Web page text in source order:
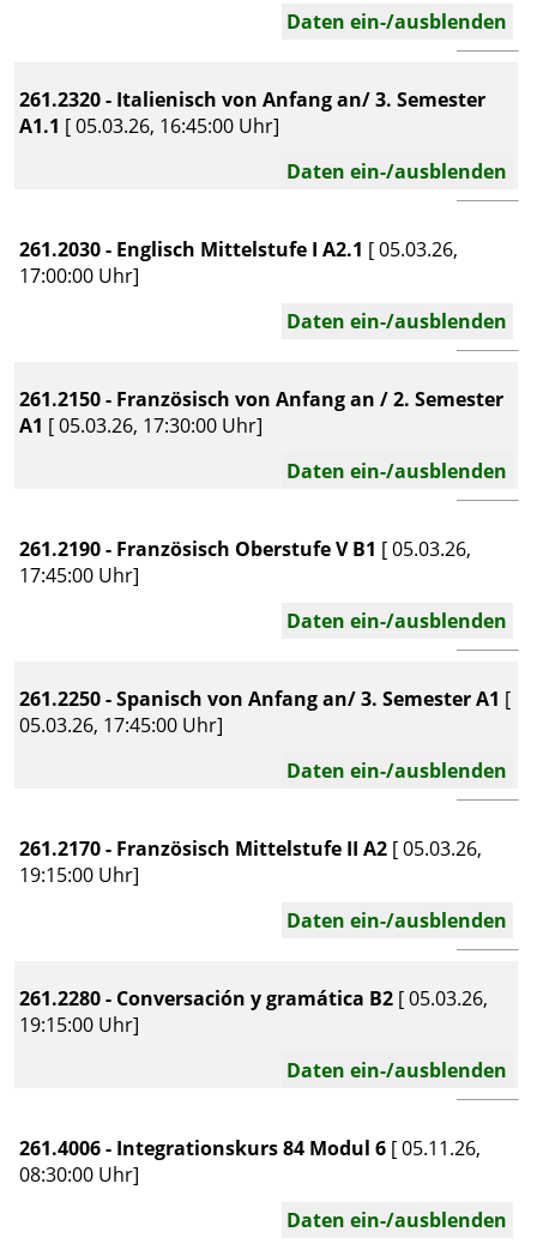
Daten ein-/ausblenden
261.2320 - Italienisch von Anfang an/ 3. Semester
A1.1 [ 05.03.26, 16:45:00 Uhr]
Daten ein-/ausblenden
261.2030 - Englisch Mittelstufe I A2.1 [ 05.03.26,
17:00:00 Uhr]
Daten ein-/ausblenden
261.2150 - Französisch von Anfang an / 2. Semester
A1 [ 05.03.26, 17:30:00 Uhr]
Daten ein-/ausblenden
261.2190 - Französisch Oberstufe V B1 [ 05.03.26,
17:45:00 Uhr]
Daten ein-/ausblenden
261.2250 - Spanisch von Anfang an/ 3. Semester A1 [
05.03.26, 17:45:00 Uhr]
Daten ein-/ausblenden
261.2170 - Französisch Mittelstufe II A2[ 05.03.26,
19:15:00 Uhr]
Daten ein-/ausblenden
261.2280 - Conversación y gramática B2[ 05.03.26,
19:15:00 Uhr]
Daten ein-/ausblenden
261.4006 - Integrationskurs 84 Modul 6 [ 05.11.26,
08:30:00 Uhr]
Daten ein-/ausblenden